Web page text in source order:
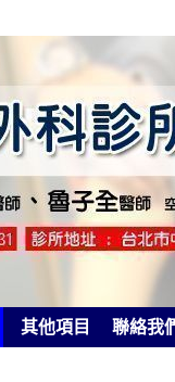
其他項目 聯絡我